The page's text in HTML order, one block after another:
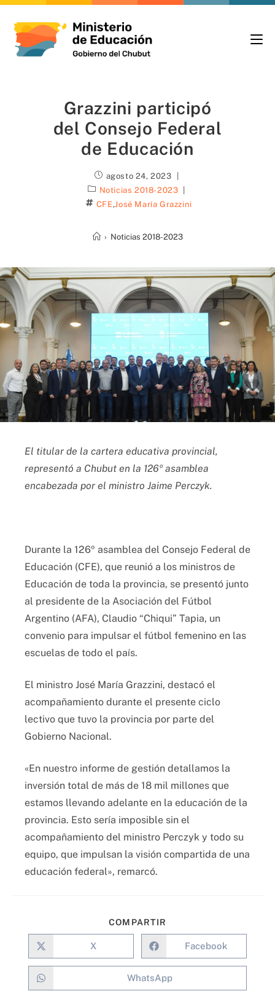
Grazzini participó
del Consejo Federal
de Educación
agosto 24, 2023
Noticias 2018-2023
CFE,José María Grazzini
› Noticias 2018-2023
El titular de la cartera educativa provincial,
representó a Chubut en la 126º asamblea
encabezada por el ministro Jaime Perczyk.
Durante la 126º asamblea del Consejo Federal de
Educación (CFE), que reunió a los ministros de
Educación de toda la provincia, se presentó junto
al presidente de la Asociación del Fútbol
Argentino (AFA), Claudio “Chiqui” Tapia, un
convenio para impulsar el fútbol femenino en las
escuelas de todo el país.
El ministro José María Grazzini, destacó el
acompañamiento durante el presente ciclo
lectivo que tuvo la provincia por parte del
Gobierno Nacional.
«En nuestro informe de gestión detallamos la
inversión total de más de 18 mil millones que
estamos llevando adelante en la educación de la
provincia. Esto sería imposible sin el
acompañamiento del ministro Perczyk y todo su
equipo, que impulsan la visión compartida de una
educación federal», remarcó.
COMPARTIR
X Facebook
WhatsApp